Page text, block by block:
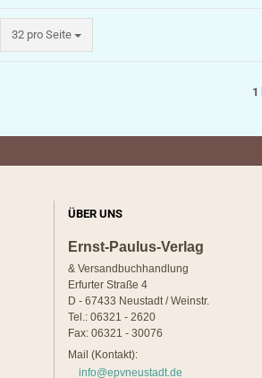
32 pro Seite
pro Seite
1
ÜBER UNS
Ernst-Paulus-Verlag
& Versandbuchhandlung
Erfurter Straße 4
D - 67433 Neustadt / Weinstr.
Tel.: 06321 - 2620
Fax: 06321 - 30076
Mail (Kontakt):
info@epvneustadt.de